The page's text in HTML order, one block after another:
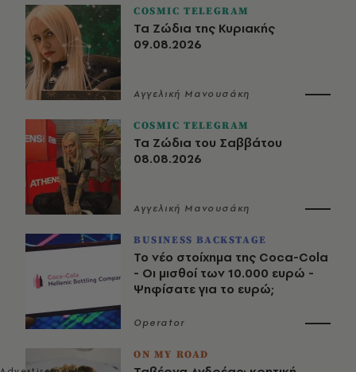
COSMIC TELEGRAM
Τα Ζώδια της Κυριακής
09.08.2026
Αγγελική Μανουσάκη
COSMIC TELEGRAM
Τα Ζώδια του Σαββάτου
08.08.2026
Αγγελική Μανουσάκη
BUSINESS BACKSTAGE
Το νέο στοίχημα της Coca-Cola
- Οι μισθοί των 10.000 ευρώ -
Ψηφίσατε για το ευρώ;
Operator
ON MY ROAD